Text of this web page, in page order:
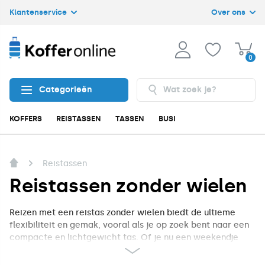
Klantenservice Over ons
0
Categorieën
KOFFERS REISTASSEN TASSEN BUSINESS
Reistassen
Reistassen zonder wielen
Reizen met een reistas zonder wielen biedt de ultieme
flexibiliteit en gemak, vooral als je op zoek bent naar een
compacte en lichtgewicht tas. Of je nu een weekendje
weg gaat, een kortere vakantie plant of een zakelijke trip